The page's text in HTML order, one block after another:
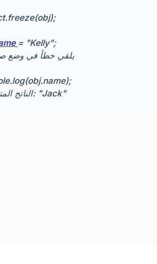
= "Kelly";
// يلقي خطأ في وضع
// الناتج المتوقع: "Jack"